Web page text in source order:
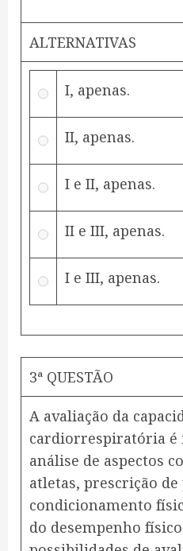
ALTERNATIVAS
I, apenas.
II, apenas.
I e II, apenas.
II e III, apenas.
I e III, apenas.
3ª QUESTÃO
A avaliação da
cardiorrespiratória é
análise de aspectos
atletas, prescrição
condicionamento
do desempenho